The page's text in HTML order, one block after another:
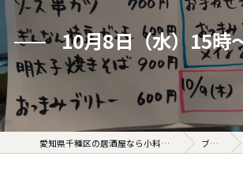
10月8日（水）15時
愛知県千種区の居酒屋なら小料理 久 KYU ブログ